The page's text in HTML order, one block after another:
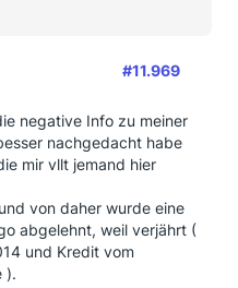
#11.969
negative Info zu meiner
nachgedacht habe
mir vllt jemand hier
von daher wurde eine
abgelehnt, weil verjährt (
und Kredit vom
).